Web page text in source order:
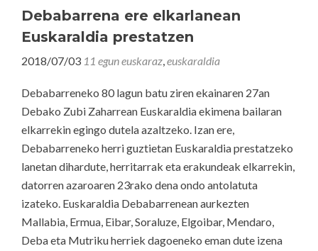
Debabarrena ere elkarlanean
Euskaraldia prestatzen
2018/07/03 11 egun euskaraz,euskaraldia
Debabarreneko 80 lagun batu ziren ekainaren 27an
Debako Zubi Zaharrean Euskaraldia ekimena bailaran
elkarrekin egingo dutela azaltzeko. Izan ere,
Debabarreneko herri guztietan Euskaraldia prestatzeko
lanetan dihardute, herritarrak eta erakundeak elkarrekin,
datorren azaroaren 23rako dena ondo antolatuta
izateko. Euskaraldia Debabarrenean aurkezten
Mallabia, Ermua, Eibar, Soraluze, Elgoibar, Mendaro,
Deba eta Mutriku herriek dagoeneko eman dute izena